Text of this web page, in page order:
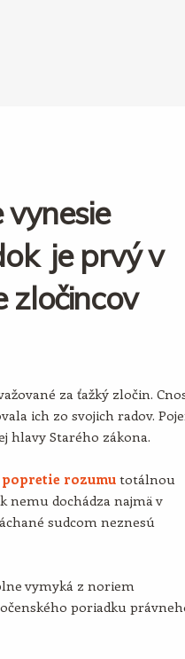
je prvý v
zločincov
za ťažký zločin.
ich zo svojich radov.
hlavy Starého zákona.
popretie rozumu totálnou
nemu dochádza najmä v
sudcom neznesú
vymyká z noriem
poriadku